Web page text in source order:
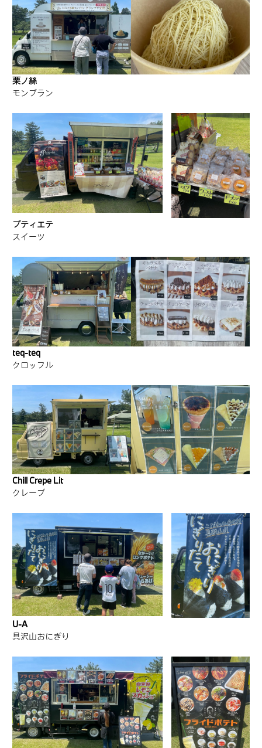
栗ノ絲
モンブラン
プティエテ
スイーツ
teq-teq
クロッフル
Chill Crepe Lit
クレープ
U-A
具沢山おにぎり